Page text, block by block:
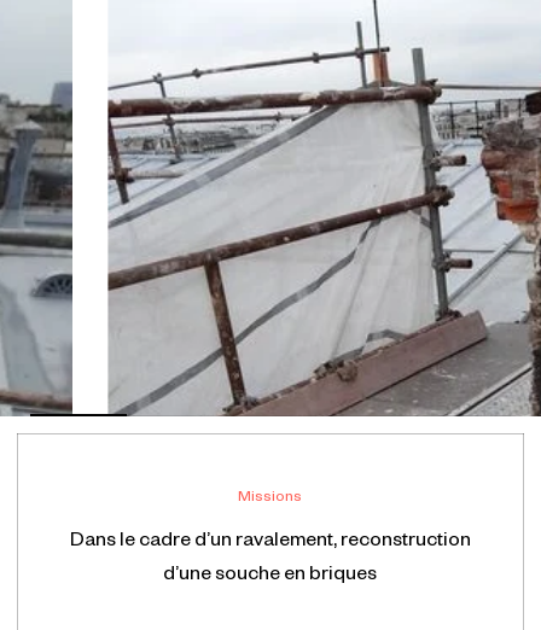
Missions
Dans le cadre d’un ravalement, reconstruction
d’une souche en briques